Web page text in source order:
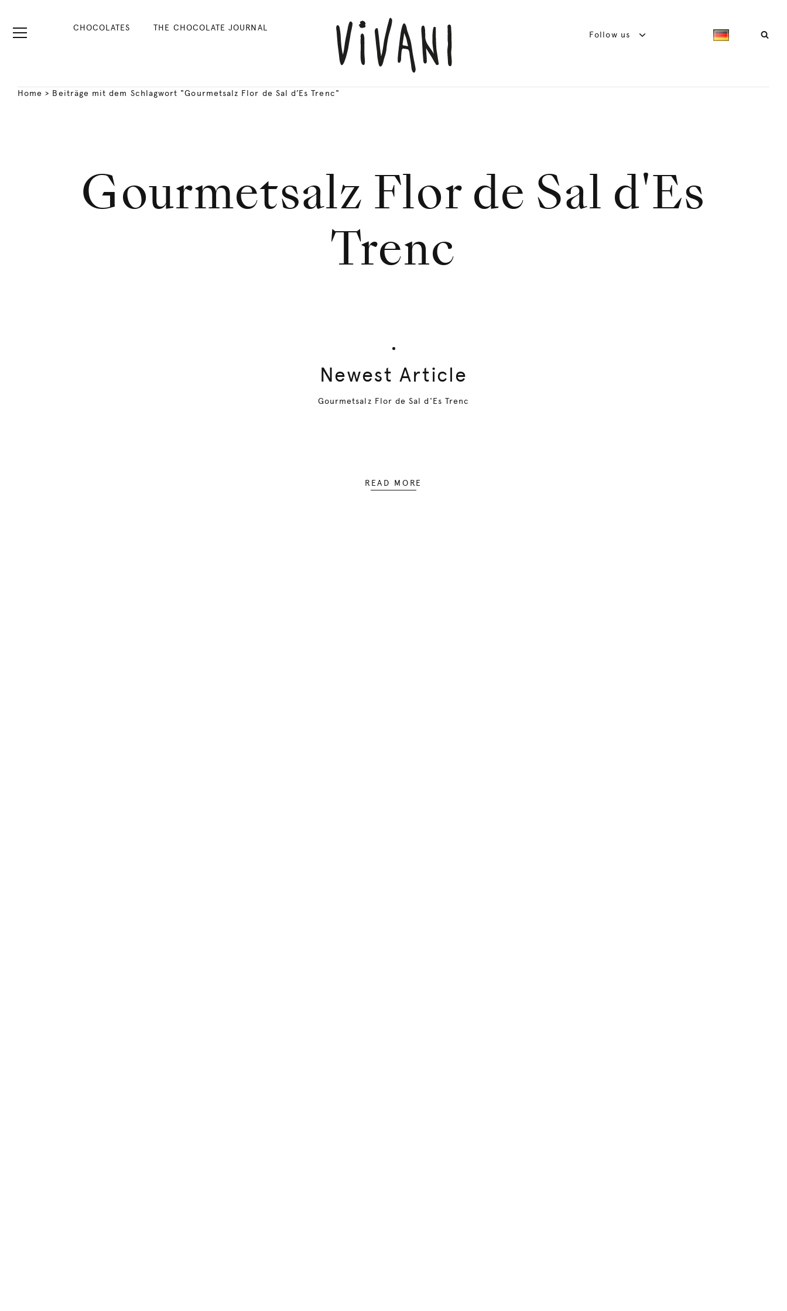
CHOCOLATES THE CHOCOLATE JOURNAL
Follow us
Home > Beiträge mit dem Schlagwort "Gourmetsalz Flor de Sal d’Es Trenc"
Gourmetsalz Flor de Sal d'Es
Trenc
Newest Article
Gourmetsalz Flor de Sal d'Es Trenc
READ MORE